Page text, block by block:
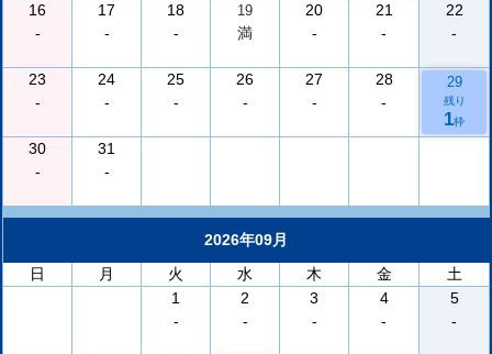
16
-
17
-
18
-
19
満
20
-
21
-
22
-
23
-
24
-
25
-
26
-
27
-
28
-
29
残り
1枠
30
-
31
-
2026年09月
日
月 火 水 木 金
土
1
-
2
-
3
-
4
-
5
-